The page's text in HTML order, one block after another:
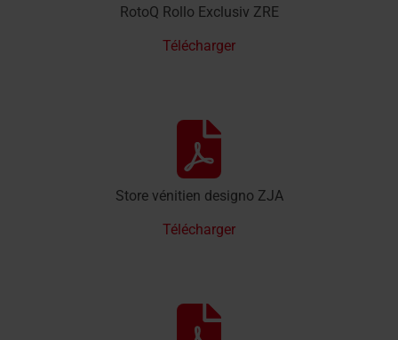
RotoQ Rollo Exclusiv ZRE
Télécharger
Store vénitien designo ZJA
Télécharger